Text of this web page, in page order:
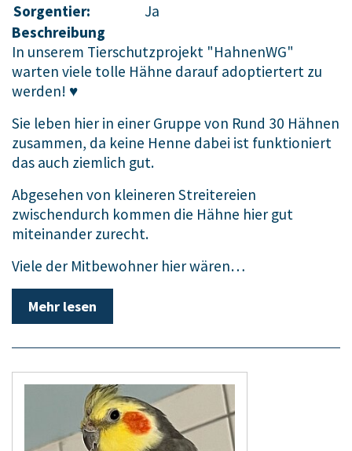
Sorgentier:
Ja
Beschreibung
In unserem Tierschutzprojekt "HahnenWG"
warten viele tolle Hähne darauf adoptiertert zu
werden! ♥️
Sie leben hier in einer Gruppe von Rund 30 Hähnen
zusammen, da keine Henne dabei ist funktioniert
das auch ziemlich gut.
Abgesehen von kleineren Streitereien
zwischendurch kommen die Hähne hier gut
miteinander zurecht.
Viele der Mitbewohner hier wären…
Mehr lesen